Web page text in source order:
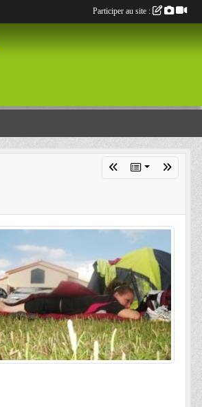
Participer au site :